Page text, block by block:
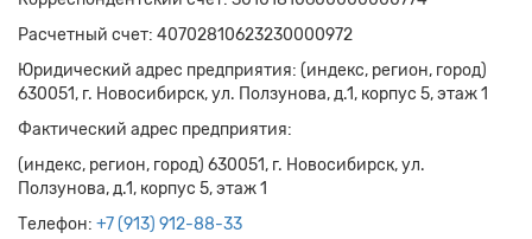
Расчетный счет: 40702810623230000972
Юридический адрес предприятия: (индекс, регион, город)
630051, г. Новосибирск, ул. Ползунова, д.1, корпус 5, этаж 1
Фактический адрес предприятия:
(индекс, регион, город) 630051, г. Новосибирск, ул.
Ползунова, д.1, корпус 5, этаж 1
Телефон: +7 (913) 912-88-33